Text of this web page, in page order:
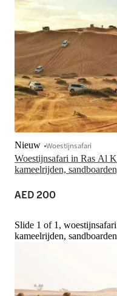
Woestijnsafari in Ras Al
kameelrijden,
Nieuw Woestijnsafari
AED 200
Slide 1 of 1,
kameelrijden,